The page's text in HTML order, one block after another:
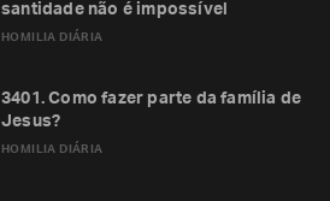
HOMILIA DIÁRIA
santidade não é impossível
HOMILIA DIÁRIA
3401. Como fazer parte da família de
Jesus?